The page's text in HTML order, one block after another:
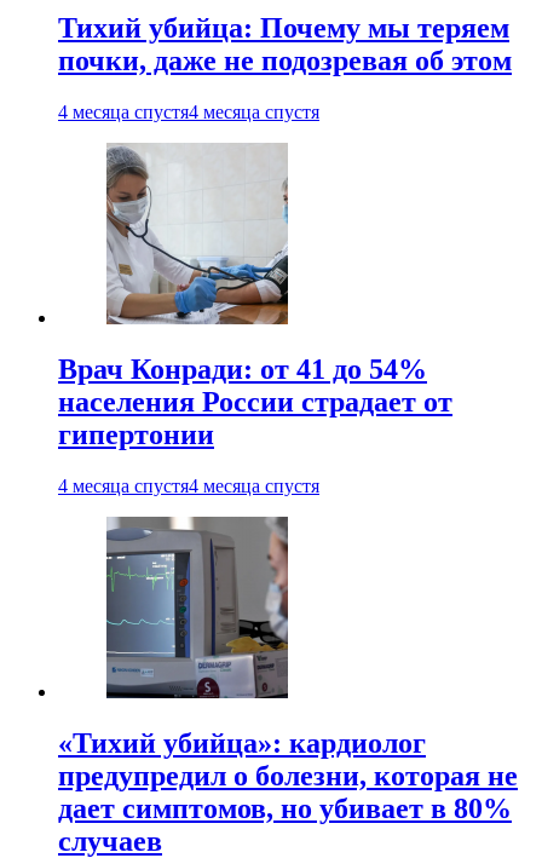
Тихий убийца: Почему мы теряем
почки, даже не подозревая об этом
4 месяца спустя4 месяца спустя
Врач Конради: от 41 до 54%
населения России страдает от
гипертонии
4 месяца спустя4 месяца спустя
«Тихий убийца»: кардиолог
предупредил о болезни, которая не
дает симптомов, но убивает в 80%
случаев